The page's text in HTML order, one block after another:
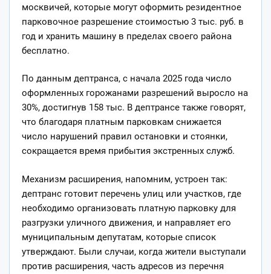
москвичей, которые могут оформить резидентное
парковочное разрешение стоимостью 3 тыс. руб. в
год и хранить машину в пределах своего района
бесплатно.
По данным дептранса, с начала 2025 года число
оформленных горожанами разрешений выросло на
30%, достигнув 158 тыс. В дептрансе также говорят,
что благодаря платным парковкам снижается
число нарушений правил остановки и стоянки,
сокращается время прибытия экстренных служб.
Механизм расширения, напомним, устроен так:
дептранс готовит перечень улиц или участков, где
необходимо организовать платную парковку для
разгрузки уличного движения, и направляет его
муниципальным депутатам, которые список
утверждают. Были случаи, когда жители выступали
против расширения, часть адресов из перечня